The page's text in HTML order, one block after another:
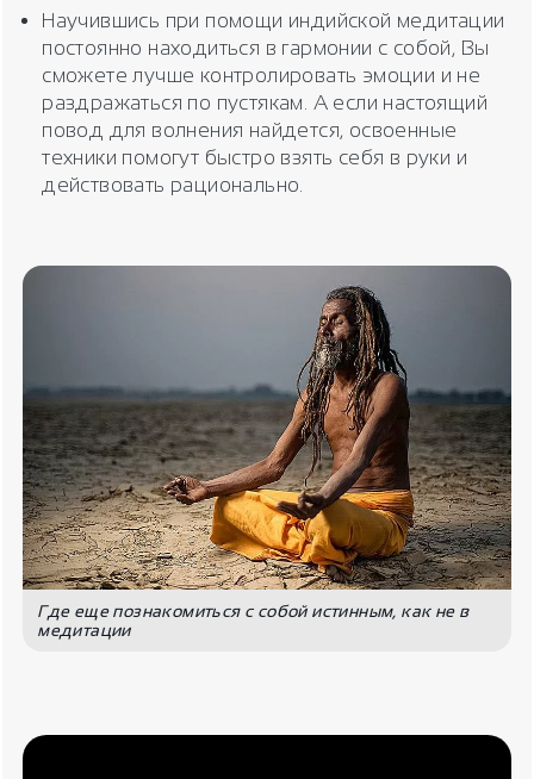
Научившись при помощи индийской медитации
постоянно находиться в гармонии с собой, Вы
сможете лучше контролировать эмоции и не
раздражаться по пустякам. А если настоящий
повод для волнения найдется, освоенные
техники помогут быстро взять себя в руки и
действовать рационально.
Где еще познакомиться с собой истинным, как не в
медитации